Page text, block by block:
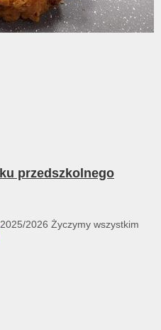
przedszkolnego
2026 Życzymy wszystkim